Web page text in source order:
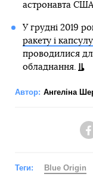
астронавта
У грудні 2019
ракету і
проводилися
обладнання.
Автор: Ангеліна
Теги: Blue Origin